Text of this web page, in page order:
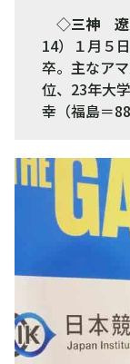
◇三神
14）１月５
卒。主なア
位、23年大
幸（福島＝